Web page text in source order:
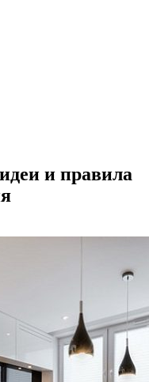
и правила